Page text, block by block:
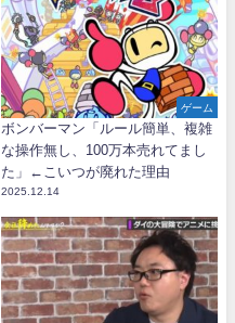
ゲーム
ボンバーマン「ルール簡単、複雑
な操作無し、100万本売れてまし
た」←こいつが廃れた理由
2025.12.14